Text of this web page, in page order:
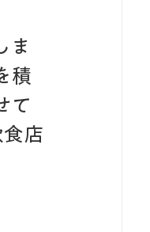
ま
積
て
店